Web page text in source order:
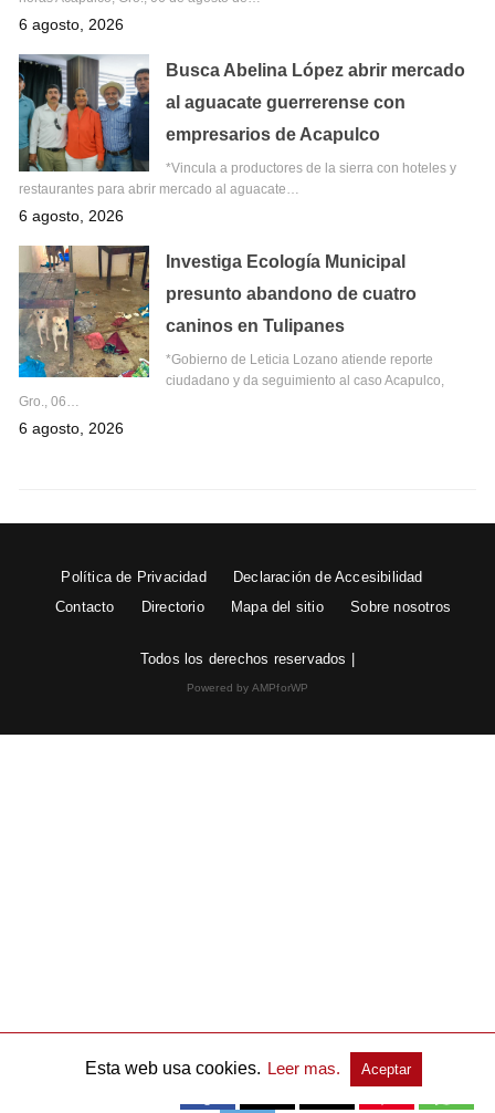
6 agosto, 2026
Busca Abelina López abrir mercado
al aguacate guerrerense con
empresarios de Acapulco
*Vincula a productores de la sierra con hoteles y
restaurantes para abrir mercado al aguacate…
6 agosto, 2026
Investiga Ecología Municipal
presunto abandono de cuatro
caninos en Tulipanes
*Gobierno de Leticia Lozano atiende reporte
ciudadano y da seguimiento al caso Acapulco,
Gro., 06…
6 agosto, 2026
Política de Privacidad
Declaración de Accesibilidad
Contacto
Directorio Mapa del sitio Sobre nosotros
Todos los derechos reservados |
Powered by AMPforWP
Esta web usa cookies. Leer mas. Aceptar